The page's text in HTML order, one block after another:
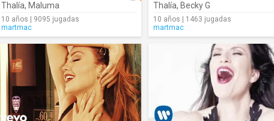
Thalía, Maluma
10 años | 9095 jugadas
martmac
Thalía, Becky G
10 años | 1463 jugadas
martmac